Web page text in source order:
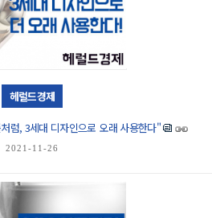
헤럴드경제
럼, 3세대 디자인으로 오래 사용한다"
2021-11-26